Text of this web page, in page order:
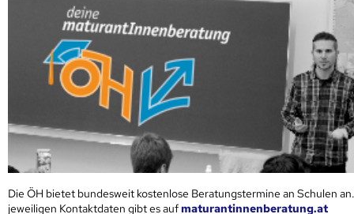
Die ÖH bietet bundesweit kostenlose Beratungstermine an Schulen
jeweiligen Kontaktdaten gibt es aufmaturantinnenberatung.at